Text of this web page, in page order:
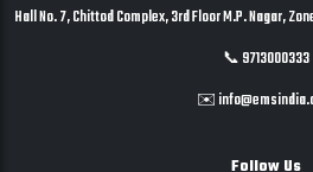
Hall No. 7, Chittod Complex, 3rd Floor M.P. Nagar,
📞 9713000333
✉️